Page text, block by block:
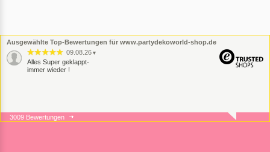
Ausgewählte Top-Bewertungen für www.partydekoworld-shop.de
09.08.26 ▼
Alles Super geklappt-
immer wieder !
07.08.26▼
3009 Bewertungen